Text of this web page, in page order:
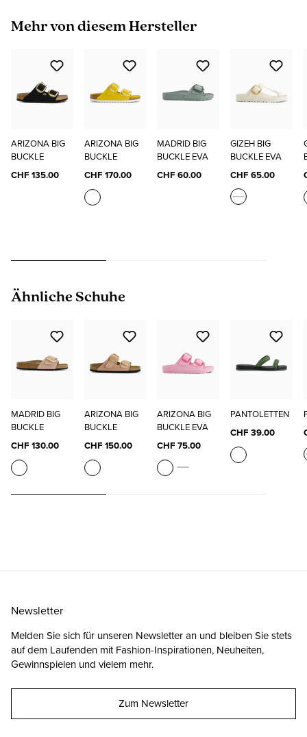
Produktgalerie überspringen
Mehr von diesem Hersteller
ARIZONA BIG
BUCKLE
CHF 135.00
ARIZONA BIG
BUCKLE
CHF 170.00
MADRID BIG
BUCKLE EVA
CHF 60.00
GIZEH BIG
BUCKLE EVA
CHF 65.00
Produktgalerie überspringen
Ähnliche Schuhe
MADRID BIG
BUCKLE
CHF 130.00
ARIZONA BIG
BUCKLE
CHF 150.00
ARIZONA BIG
BUCKLE EVA
CHF 75.00
PANTOLETTEN
CHF 39.00
Newsletter
Melden Sie sich für unseren Newsletter an und bleiben Sie stets
auf dem Laufenden mit Fashion-Inspirationen, Neuheiten,
Gewinnspielen und vielem mehr.
Zum Newsletter